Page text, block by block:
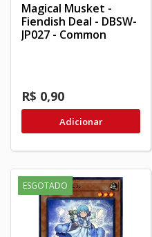
Magical Musket -
Fiendish Deal - DBSW-
JP027 - Common
R$ 0,90
Adicionar
ESGOTADO